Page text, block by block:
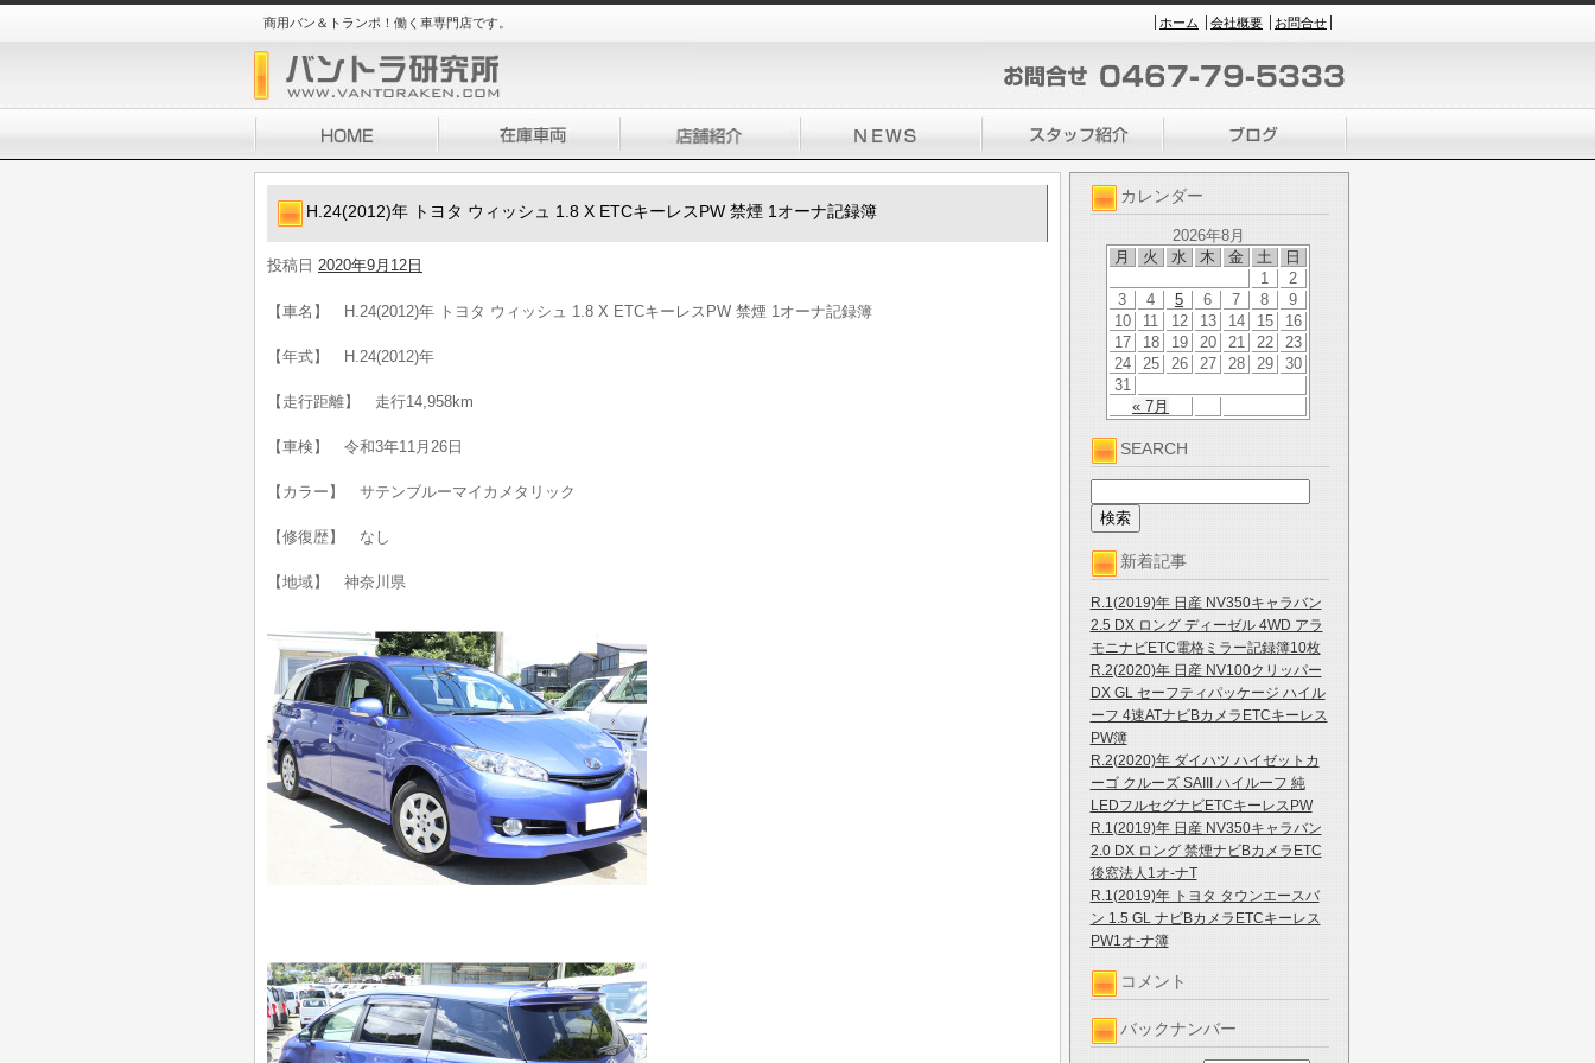
商用バン＆トランポ！働く車専門店です。 ホーム 会社概要 お問合せ
カレンダー
2026年8月
月
火 水 木 金 土 日
« 7月
1
2
3
4 5 6 7 8
9
10
11 12 13 14 15
16
17
18 19 20 21 22
23
24
25 26 27 28 29
30
31
SEARCH
新着記事
R.1(2019)年 日産 NV350キャラバン
2.5 DX ロング ディーゼル 4WD アラ
モニナビETC電格ミラー記録簿10枚
R.2(2020)年 日産 NV100クリッパー
DX GL セーフティパッケージ ハイル
ーフ 4速ATナビBカメラETCキーレス
PW簿
R.2(2020)年 ダイハツ ハイゼットカ
ーゴ クルーズ SAIII ハイルーフ 純
LEDフルセグナビETCキーレスPW
R.1(2019)年 日産 NV350キャラバン
2.0 DX ロング 禁煙ナビBカメラETC
後窓法人1オ-ナT
R.1(2019)年 トヨタ タウンエースバ
ン 1.5 GL ナビBカメラETCキーレス
PW1オ-ナ簿
コメント
バックナンバー
H.24(2012)年 トヨタ ウィッシュ 1.8 X ETCキーレスPW 禁煙 1オーナ記録簿
投稿日 2020年9月12日
【車名】 H.24(2012)年 トヨタ ウィッシュ 1.8 X ETCキーレスPW 禁煙 1オーナ記録簿
【年式】 H.24(2012)年
【走行距離】 走行14,958km
【車検】 令和3年11月26日
【カラー】 サテンブルーマイカメタリック
【修復歴】 なし
【地域】 神奈川県